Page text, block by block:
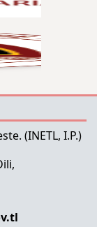
(INETL, I.P.)